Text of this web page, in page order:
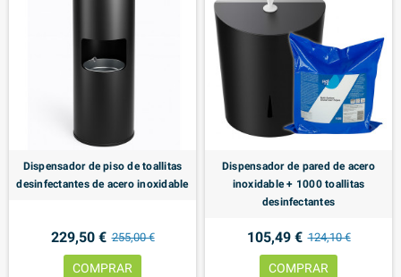
Dispensador de piso de toallitas
desinfectantes de acero inoxidable
229,50 € 255,00 €
COMPRAR
Dispensador de pared de acero
inoxidable + 1000 toallitas
desinfectantes
105,49 € 124,10 €
COMPRAR